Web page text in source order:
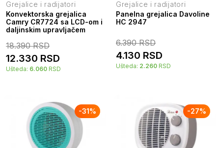
Grejalice i radijatori
Konvektorska grejalica
Camry CR7724 sa LCD-om i
daljinskim upravljačem
18.390RSD
12.330 RSD
Ušteda: 6.060 RSD
Grejalice i radijatori
Panelna grejalica Davoline
HC 2947
6.390RSD
4.130 RSD
Ušteda: 2.260 RSD
-31 % -27%